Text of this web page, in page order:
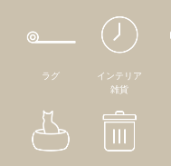
ラグ
インテリア
雑貨